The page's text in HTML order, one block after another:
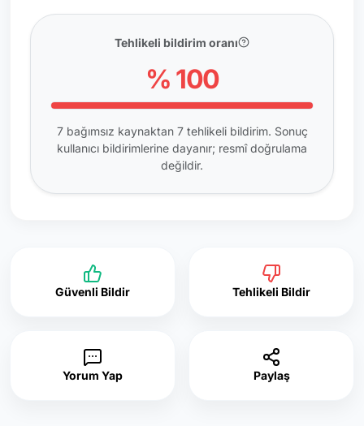
Tehlikeli bildirim oranı
% 100
7 bağımsız kaynaktan 7 tehlikeli bildirim. Sonuç
kullanıcı bildirimlerine dayanır; resmî doğrulama
değildir.
Güvenli Bildir Tehlikeli Bildir
Yorum Yap Paylaş